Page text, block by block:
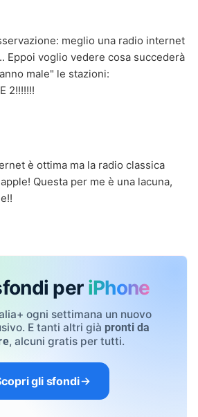
meglio una radio internet
Eppoi voglio vedere cosa succederà
male" le stazioni:
2!!!!!!!
è ottima ma la radio classica
Questa per me è una lacuna,
per iPhone
ogni settimana un nuovo
E tanti altri già pronti da
, alcuni gratis per tutti.
gli sfondi